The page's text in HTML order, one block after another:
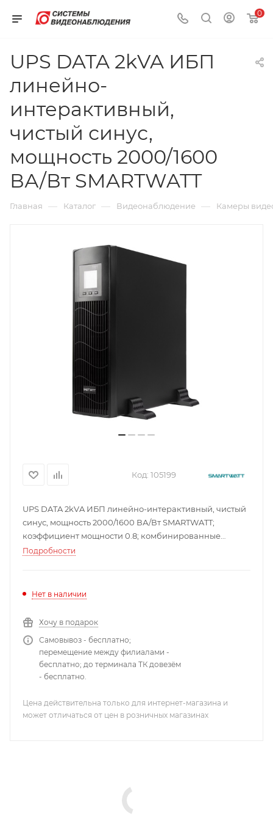
0
UPS DATA 2kVA ИБП
линейно-
интерактивный,
чистый синус,
мощность 2000/1600
ВА/Вт SMARTWATT
Главная — Каталог — Видеонаблюдение — Камеры
Код: 105199
UPS DATA 2kVA ИБП линейно-интерактивный, чистый
синус, мощность 2000/1600 ВА/Вт SMARTWATT;
коэффициент мощности 0.8; комбинированные
выходные розетки Schuko и IEC13; LCD-дисплей; USB-
ток заряда АКБ 3 А; 5...40 °С; 50 дБ; 440x410x132 мм; 25
Подробности
Нет в наличии
Хочу в подарок
Самовывоз - бесплатно;
перемещение между филиалами -
бесплатно; до терминала ТК довезём
- бесплатно.
Цена действительна только для интернет-магазина и
может отличаться от цен в розничных магазинах